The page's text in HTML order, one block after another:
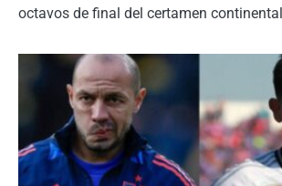
octavos de final del certamen